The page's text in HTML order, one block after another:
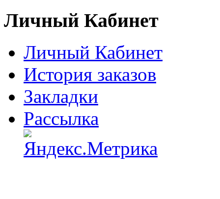
Личный Кабинет
Личный Кабинет
История заказов
Закладки
Рассылка